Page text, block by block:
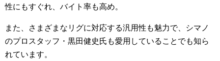
性にもすぐれ、バイト率も高め。
また、さまざまなリグに対応する汎用性も魅力で、シマノ
のプロスタッフ・黒田健史氏も愛用していることでも知ら
れています。